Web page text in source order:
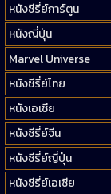
หนังซีรี่ย์การ์ตูน
หนังญี่ปุ่น
Marvel Universe
หนังซีรี่ย์ไทย
หนังเอเชีย
หนังซีรี่ย์จีน
หนังซีรี่ย์ญี่ปุ่น
หนังซีรี่ย์เอเชีย